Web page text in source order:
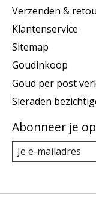
Verzenden &
Klantenservice
Sitemap
Goudinkoop
Goud per post
Sieraden
Abonneer je